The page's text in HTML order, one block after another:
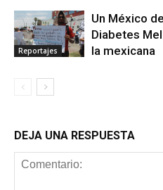
Reportajes
Un México
Diabetes
la mexicana
DEJA UNA RESPUESTA